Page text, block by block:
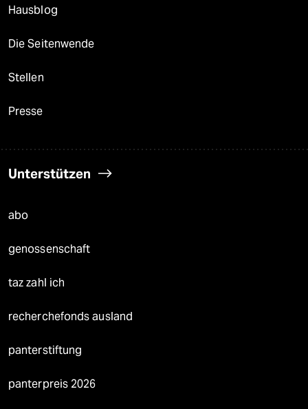
Hausblog
Die Seitenwende
Stellen
Presse
Unterstützen
abo
genossenschaft
taz zahl ich
recherchefonds ausland
panterstiftung
panterpreis 2026